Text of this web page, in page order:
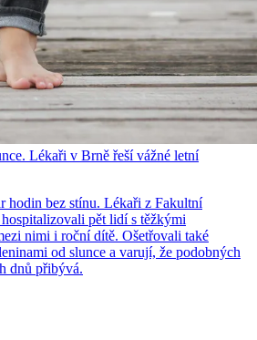
Lékaři v Brně řeší vážné letní
hodin bez stínu. Lékaři z Fakultní
pět lidí s těžkými
nimi i roční dítě. Ošetřovali také
od slunce a varují, že podobných
dnů přibývá.